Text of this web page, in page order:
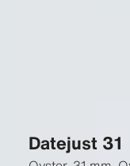
Datejust 31